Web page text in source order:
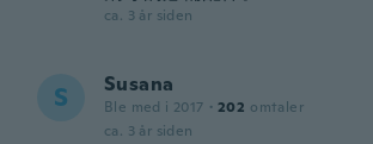
ca. 3 år siden
S Susana
Ble med i 2017 · 202 omtaler
ca. 3 år siden